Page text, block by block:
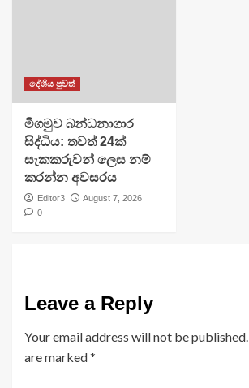
දේශීය පුවත්
මීගමුව බන්ධනාගාර
සිද්ධිය: තවත් 24ක්
සැකකරුවන් ලෙස නම්
කරන්න අවසරය
Editor3
August 7, 2026
0
Leave a Reply
Your email address will not be published.
are marked*